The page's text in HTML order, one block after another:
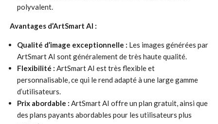
polyvalent.
Avantages d’ArtSmart AI :
Qualité d’image exceptionnelle : Les images générées par
ArtSmart AI sont généralement de très haute qualité.
Flexibilité : ArtSmart AI est très flexible et
personnalisable, ce qui le rend adapté à une large gamme
d’utilisateurs.
Prix abordable : ArtSmart AI offre un plan gratuit, ainsi que
des plans payants abordables pour les utilisateurs plus